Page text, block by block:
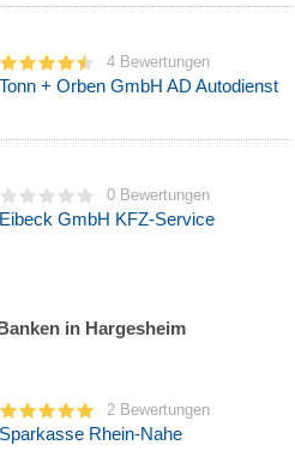
4 Bewertungen
Tonn + Orben GmbH AD Autodienst
0 Bewertungen
Eibeck GmbH KFZ-Service
in Hargesheim
2 Bewertungen
Sparkasse Rhein-Nahe